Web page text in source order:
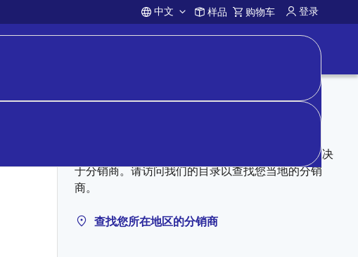
Account
中文 样品 购物车 登录
授权分销商可能有库存。定价、库存和条款完全取决
于分销商。请访问我们的目录以查找您当地的分销
商。
查找您所在地区的分销商